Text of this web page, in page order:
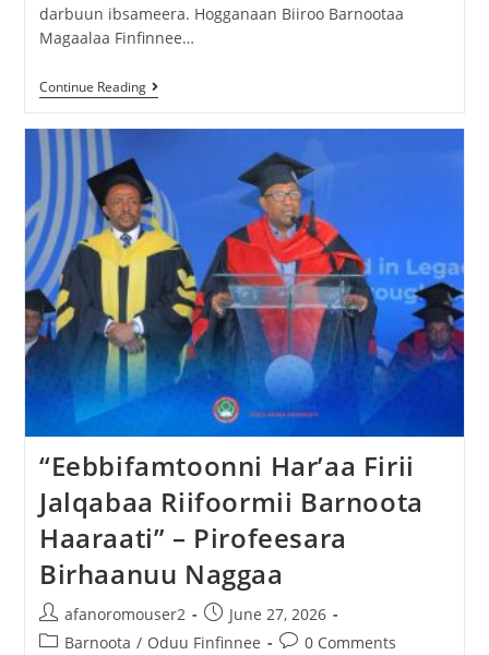
darbuun ibsameera. Hogganaan Biiroo Barnootaa
Magaalaa Finfinnee…
Continue Reading
“Eebbifamtoonni Har’aa Firii
Jalqabaa Riifoormii Barnoota
Haaraati” – Pirofeesara
Birhaanuu Naggaa
afanoromouser2
June 27, 2026
Barnoota / Oduu Finfinnee 0 Comments